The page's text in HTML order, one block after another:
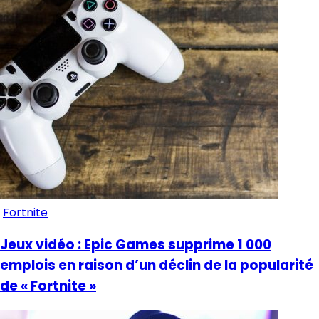
Fortnite
Jeux vidéo : Epic Games supprime 1 000
emplois en raison d’un déclin de la popularité
de « Fortnite »